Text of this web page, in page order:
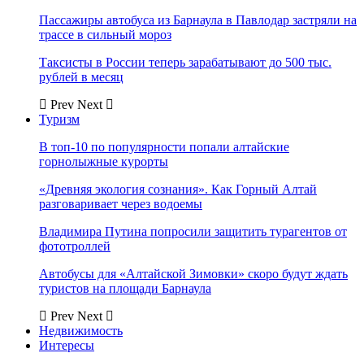
Пассажиры автобуса из Барнаула в Павлодар застряли на
трассе в сильный мороз
Таксисты в России теперь зарабатывают до 500 тыс.
рублей в месяц
Prev Next
Туризм
В топ-10 по популярности попали алтайские
горнолыжные курорты
«Древняя экология сознания». Как Горный Алтай
разговаривает через водоемы
Владимира Путина попросили защитить турагентов от
фототроллей
Автобусы для «Алтайской Зимовки» скоро будут ждать
туристов на площади Барнаула
Prev Next
Недвижимость
Интересы